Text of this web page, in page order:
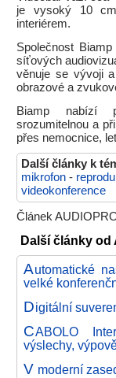
je vysoký 10
interiérem.
Společnost
síťových
věnuje se vývoji
obrazové a
Biamp nabízí
srozumitelnou a
přes nemocnice,
Další články k
mikrofon -
videokonference
Článek
Další články od
Automatické
velké
Digitální
CABOLO
výslechy,
V moderní